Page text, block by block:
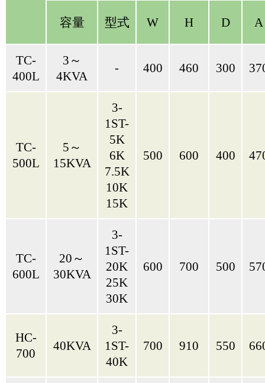
容量 型式 W H D A
TC-
400L
3～
4KVA
- 400 460 300
TC-
500L
5～
15KVA
3-
1ST-
5K
6K
7.5K
10K
15K
500 600 400
TC-
600L
20～
30KVA
3-
1ST-
20K
25K
30K
600 700 500
HC-
700
40KVA
3-
1ST-
40K
700 910 550